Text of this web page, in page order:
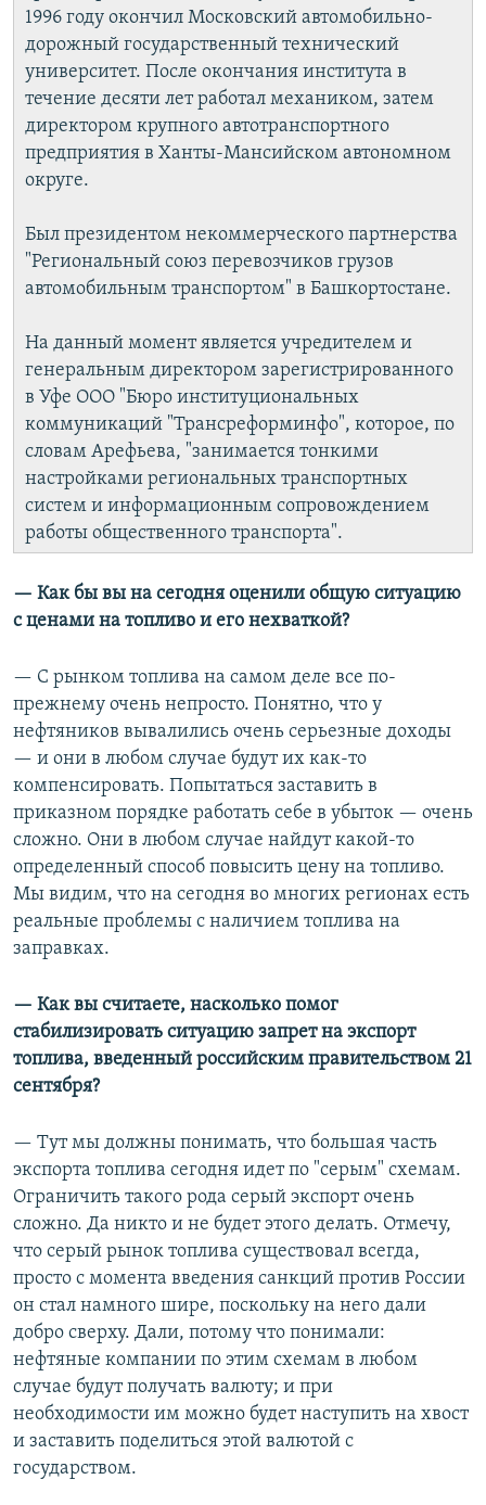
1996 году окончил Московский автомобильно-
дорожный государственный технический
университет. После окончания института в
течение десяти лет работал механиком, затем
директором крупного автотранспортного
предприятия в Ханты-Мансийском автономном
округе.
Был президентом некоммерческого партнерства
"Региональный союз перевозчиков грузов
автомобильным транспортом" в Башкортостане.
На данный момент является учредителем и
генеральным директором зарегистрированного
в Уфе ООО "Бюро институциональных
коммуникаций "Трансреформинфо", которое, по
словам Арефьева, "занимается тонкими
настройками региональных транспортных
систем и информационным сопровождением
работы общественного транспорта".
— Как бы вы на сегодня оценили общую ситуацию
с ценами на топливо и его нехваткой?
— С рынком топлива на самом деле все по-
прежнему очень непросто. Понятно, что у
нефтяников вывалились очень серьезные доходы
— и они в любом случае будут их как-то
компенсировать. Попытаться заставить в
приказном порядке работать себе в убыток — очень
сложно. Они в любом случае найдут какой-то
определенный способ повысить цену на топливо.
Мы видим, что на сегодня во многих регионах есть
реальные проблемы с наличием топлива на
заправках.
— Как вы считаете, насколько помог
стабилизировать ситуацию запрет на экспорт
топлива, введенный российским правительством 21
сентября?
— Тут мы должны понимать, что большая часть
экспорта топлива сегодня идет по "серым" схемам.
Ограничить такого рода серый экспорт очень
сложно. Да никто и не будет этого делать. Отмечу,
что серый рынок топлива существовал всегда,
просто с момента введения санкций против России
он стал намного шире, поскольку на него дали
добро сверху. Дали, потому что понимали:
нефтяные компании по этим схемам в любом
случае будут получать валюту; и при
необходимости им можно будет наступить на хвост
и заставить поделиться этой валютой с
государством.